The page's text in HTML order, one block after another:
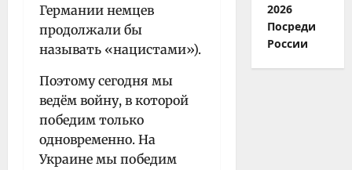
Германии немцев
продолжали бы
называть «нацистами»).
Поэтому сегодня мы
ведём войну, в которой
победим только
одновременно. На
Украине мы победим
2026
Посреди
России